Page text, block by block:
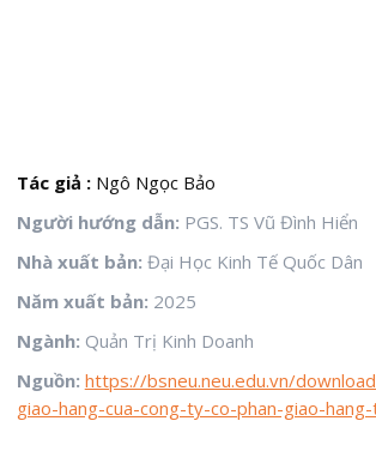
Tác giả :Ngô Ngọc Bảo
Người hướng dẫn: PGS. TS Vũ Đình Hiển
Nhà xuất bản: Đại Học Kinh Tế Quốc Dân
Năm xuất bản: 2025
Ngành: Quản Trị Kinh Doanh
Nguồn: https://bsneu.neu.edu.vn/
giao-hang-cua-cong-ty-co-phan-giao-